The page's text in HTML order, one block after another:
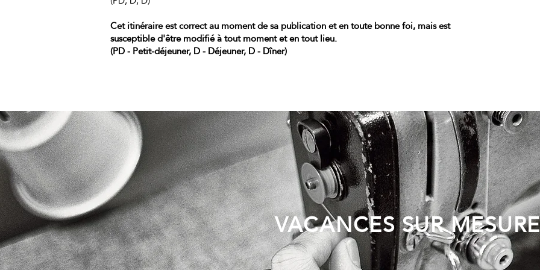
Cet itinéraire est correct au moment de sa publication et en toute bonne foi, mais est
susceptible d'être modifié à tout moment et en tout lieu.
(PD - Petit-déjeuner, D - Déjeuner, D - Dîner)
VACANCES SUR